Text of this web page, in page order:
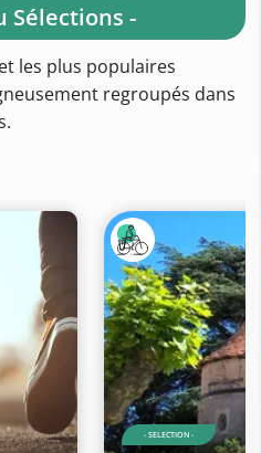
Sélections -
les plus populaires
regroupés dans
- SELECTION -